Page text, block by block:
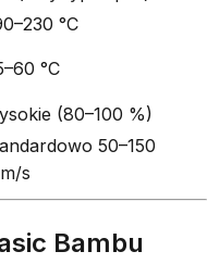
°C
°C
(80–100 %)
50–150
s
Bambu